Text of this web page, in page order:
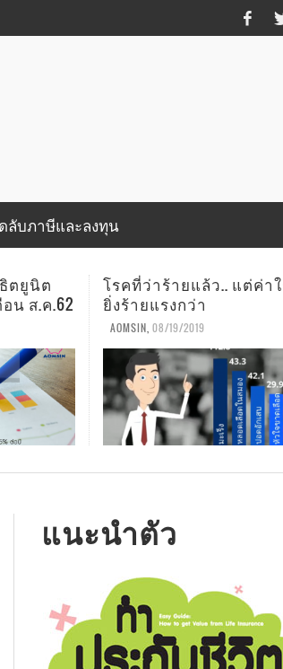
ครอง
สแกนหุ้นที่ลงทุนสูงสุด 5 อั
แรก กองทุนรวม UNIT-
มาย สไตล์ อลิอันซ์ อยุธยา
SURAT SOD-NGAM,03/18/2018
แหล่งความทรงจำอันล้ำค่า ที่ควรค่าแ
รวย!
แต่เก็บเงินแสนนี่สิ มันนานนะ”
ลับภาษีและลงทุน
LINKED) เดือน ก.ย.62
ช้จ่าย
อัพเดทสถานะพอร์ตสาธิ
ลิงค์ (My Unit-Linked) เดือ
SURAT SOD-NGAM, 08/07/2019
แนะนำตัว